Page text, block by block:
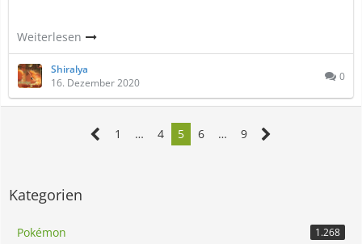
Weiterlesen
Shiralya
16. Dezember 2020
0
1 … 4 5 6 … 9
Kategorien
Pokémon 1.268